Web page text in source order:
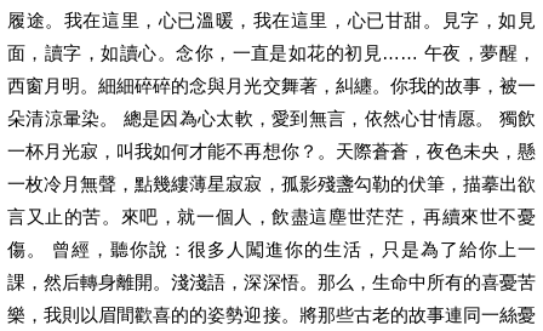
履途。我在這里，心已溫暖，我在這里，心已甘甜。見字，如見
面，讀字，如讀心。念你，一直是如花的初見…… 午夜，夢醒，
西窗月明。細細碎碎的念與月光交舞著，糾纏。你我的故事，被一
朵清涼暈染。 總是因為心太軟，愛到無言，依然心甘情愿。 獨飲
一杯月光寂，叫我如何才能不再想你？。天際蒼蒼，夜色未央，懸
一枚冷月無聲，點幾縷薄星寂寂，孤影殘盞勾勒的伏筆，描摹出欲
言又止的苦。來吧，就一個人，飲盡這塵世茫茫，再續來世不憂
傷。 曾經，聽你說：很多人闖進你的生活，只是為了給你上一
課，然后轉身離開。淺淺語，深深悟。那么，生命中所有的喜憂苦
樂，我則以眉間歡喜的的姿勢迎接。將那些古老的故事連同一絲憂